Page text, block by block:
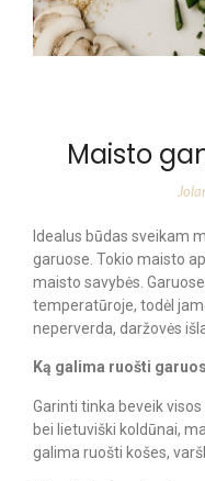
Maisto
Idealus būdas sveikam
garuose. Tokio maisto
maisto savybės.
temperatūroje, todėl
neperverda, daržovės
Ką galima ruošti
Garinti tinka beveik
bei lietuviški koldūnai,
galima ruošti košes,